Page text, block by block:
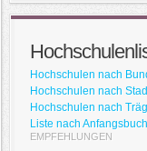
Hochschulen nach
Hochschulen nach
Hochschulen nach
Liste nach
EMPFEHLUNGEN